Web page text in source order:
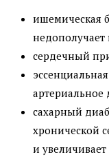
ишемическая
сердечный
артериальное
сахарный
хронической
и увеличивает